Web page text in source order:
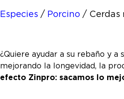
Especies / Porcino / Cerdas
¿Quiere ayudar a su rebaño y
mejorando la longevidad, la
efecto Zinpro: sacamos lo